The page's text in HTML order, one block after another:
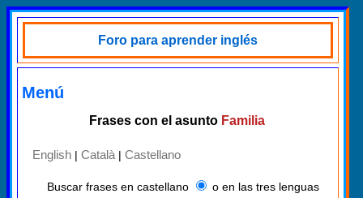
Foro para aprender inglés
Menú
Frases con el asunto Familia
English | Català | Castellano
Buscar frases en castellano o en las tres lenguas